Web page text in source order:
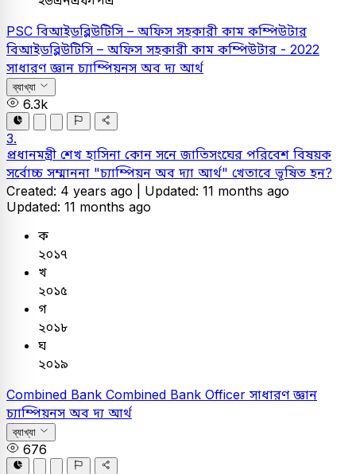
PSC বিআইডব্লিউটিসি – অফিস সহকারী কাম কম্পিউটার
বিআইডব্লিউটিসি – অফিস সহকারী কাম কম্পিউটার - 2022
সাধারণ জ্ঞান চ্যাম্পিয়নস অব দ্য আর্থ
ব্যাখ্যা
6.3k
3.
প্রধানমন্ত্রী শেখ হাসিনা কোন সনে জাতিসংঘের পরিবেশ বিষয়ক
সর্বোচ্চ সম্মাননা "চ্যাম্পিয়ন অব দ্যা আর্থ" খেতাবে ভূষিত হন?
Created: 4 years ago | Updated: 11 months ago
Updated: 11 months ago
ক
২০১৭
খ
২০১৫
গ
২০১৮
ঘ
২০১৯
Combined Bank Combined Bank Officer সাধারণ জ্ঞান
চ্যাম্পিয়নস অব দ্য আর্থ
ব্যাখ্যা
676